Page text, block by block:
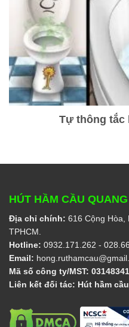
Tự thông tắc
HÚT HẦM CẦU
Địa chỉ chính: 616 Cộng Hòa,
TPHCM.
Hotline: 0932.171.262 -
Email:
Mã số công ty/MST:
Liên kết đối tác: Hút hầm